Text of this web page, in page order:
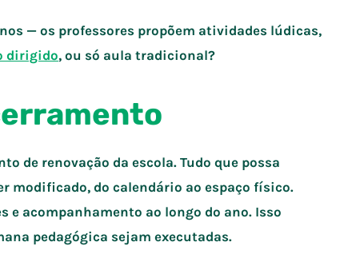
— os professores propõem atividades lúdicas,
dirigido, ou só aula tradicional?
de renovação da escola. Tudo que possa
modificado, do calendário ao espaço físico.
e acompanhamento ao longo do ano. Isso
pedagógica sejam executadas.